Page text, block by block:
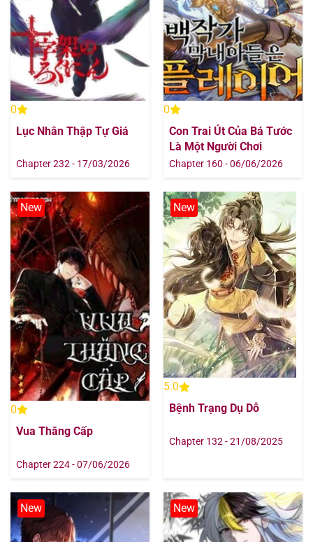
0
Lục Nhân Thập Tự Giá
Chapter 232 - 17/03/2026
0
Con Trai Út Của Bá Tước
Là Một Người Chơi
Chapter 160 - 06/06/2026
New
0
Vua Thăng Cấp
Chapter 224 - 07/06/2026
New
5.0
Bệnh Trạng Dụ Dỗ
Chapter 132 - 21/08/2025
New New